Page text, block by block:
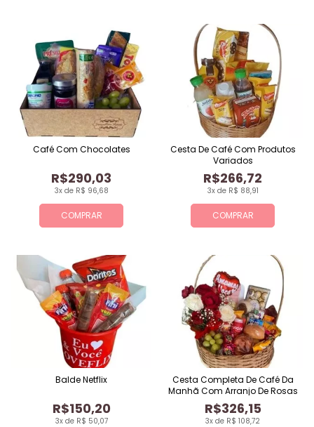
COMPRAR
3x de R$ 96,68
R$290,03
Café Com Chocolates
COMPRAR
3x de R$ 88,91
R$266,72
Cesta De Café Com Produtos
Variados
3x de R$ 50,07
R$150,20
Balde Netflix
3x de R$ 108,72
R$326,15
Cesta Completa De Café Da
Manhã Com Arranjo De Rosas